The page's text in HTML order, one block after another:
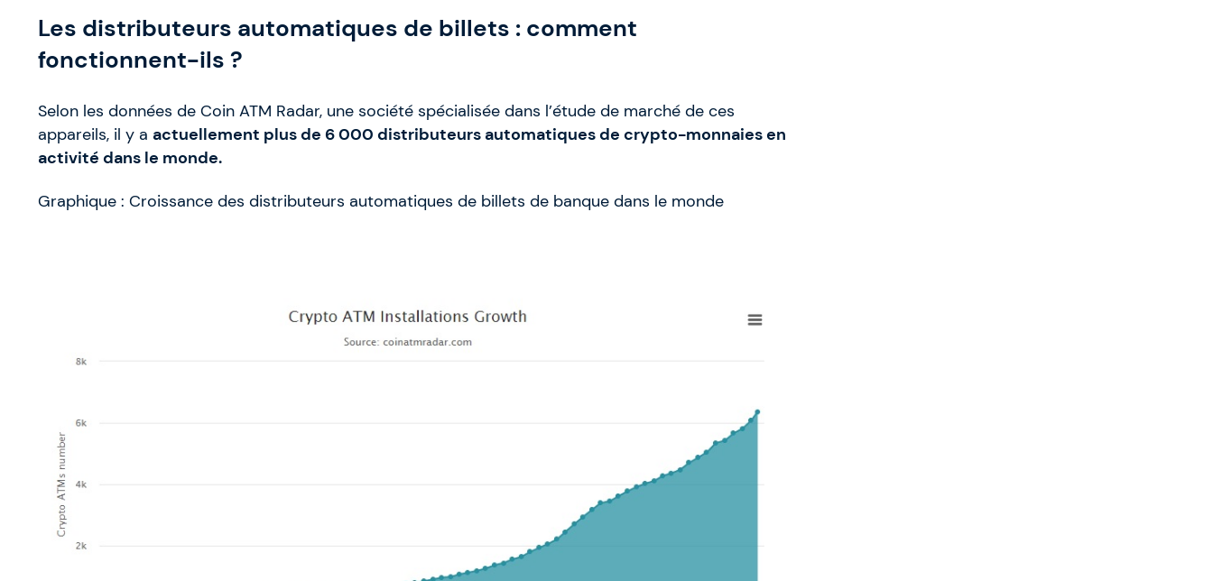
Les distributeurs automatiques de billets : comment
fonctionnent-ils ?
Selon les données de Coin ATM Radar, une société spécialisée dans l’étude de marché de ces
appareils, il y a actuellement plus de 6 000 distributeurs automatiques de crypto-monnaies en
activité dans le monde.
Graphique : Croissance des distributeurs automatiques de billets de banque dans le monde